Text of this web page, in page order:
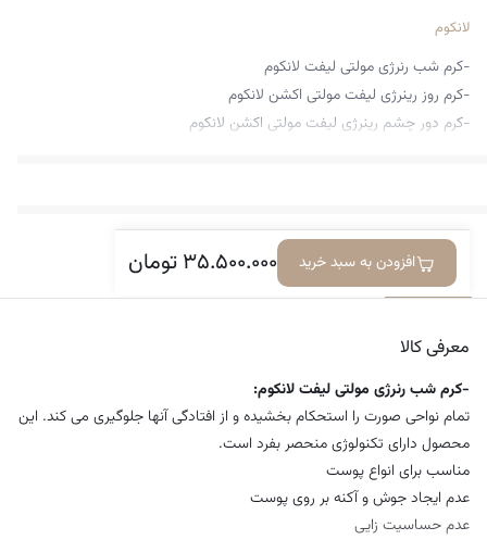
لانکوم
-کرم شب رنرژی مولتی لیفت لانکوم
-کرم روز رینرژی لیفت مولتی اکشن لانکوم
-کرم دور چشم رینرژی لیفت مولتی اکشن لانکوم
۳۵.۵۰۰.۰۰۰تومان افزودن به سبد خریدمعرفی کالا دیدگاه‌ها
معرفی کالا
-کرم شب رنرژی مولتی لیفت لانکوم:
تمام نواحی صورت را استحکام بخشیده و از افتادگی آنها جلوگیری می کند. این
محصول دارای تکنولوژی منحصر بفرد است.
مناسب برای انواع پوست
عدم ایجاد جوش و آکنه بر روی پوست
عدم حساسیت زایی